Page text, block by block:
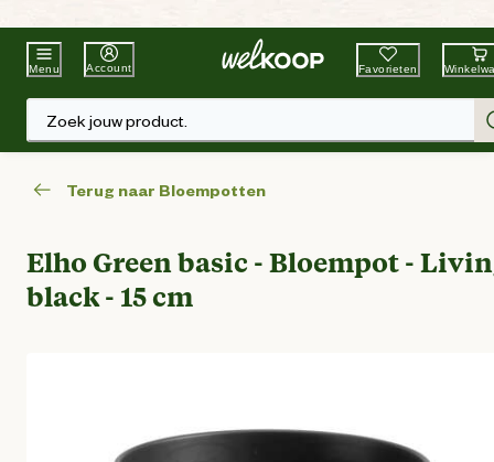
Beste WinkelketenTuin & Dier
Menu Account Favorieten
Zoek jouw product.
Terug naar Bloempotten
Elho Green basic - Bloempot -
black - 15 cm